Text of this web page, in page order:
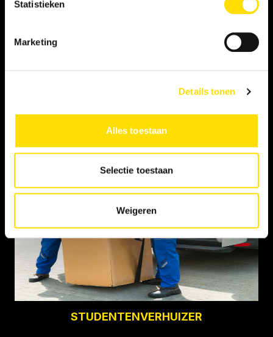
Statistieken
Marketing
Details tonen
Alles toestaan
Selectie toestaan
Weigeren
STUDENTENVERHUIZER